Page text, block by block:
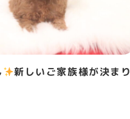
新しいご家族様が決まり